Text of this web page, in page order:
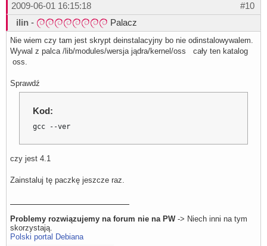
#10
2009-06-01 16:15:18
ilin - Palacz
Nie wiem czy tam jest skrypt deinstalacyjny bo nie odinstalowywalem.
Wywal z palca /lib/modules/wersja jądra/kernel/oss cały ten katalog
oss.
Sprawdź
Kod:
gcc --ver
czy jest 4.1
Zainstaluj tę paczkę jeszcze raz.
Problemy rozwiązujemy na forum nie na PW-> Niech inni na tym
skorzystają.
Polski portal Debiana